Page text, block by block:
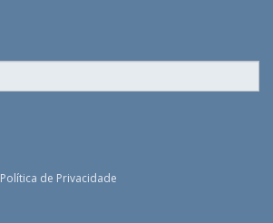
Política de Privacidade